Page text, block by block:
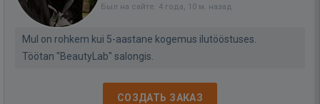
Был на сайте: 4 года, 10 м. назад
Mul on rohkem kui 5-aastane kogemus ilutööstuses.
Töötan "BeautyLab" salongis.
СОЗДАТЬ ЗАКАЗ